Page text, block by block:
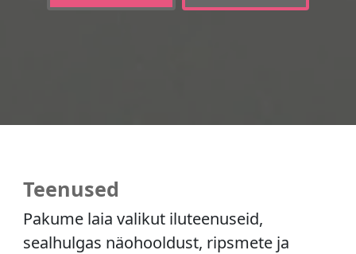
Teenused
Pakume laia valikut iluteenuseid,
sealhulgas näohooldust, ripsmete ja